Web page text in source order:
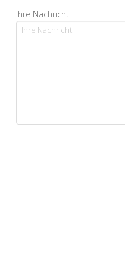
Ihre Nachricht